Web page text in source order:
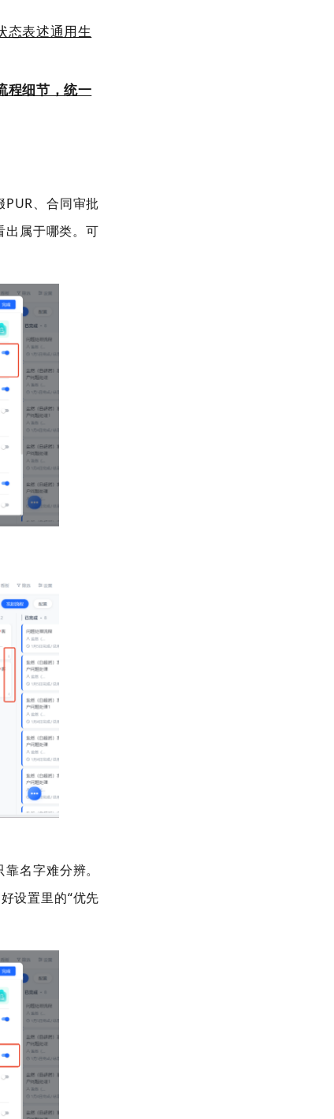
态表述通用生
程细节，统一
PUR、合同审批
出属于哪类。可
靠名字难分辨。
设置里的“优先